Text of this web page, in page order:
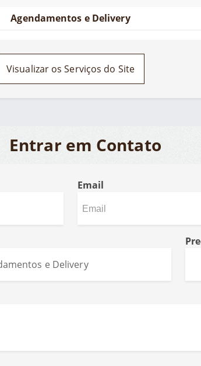
Agendamentos e Delivery
Visualizar os Serviços do Site
Entrar em Contato
Email